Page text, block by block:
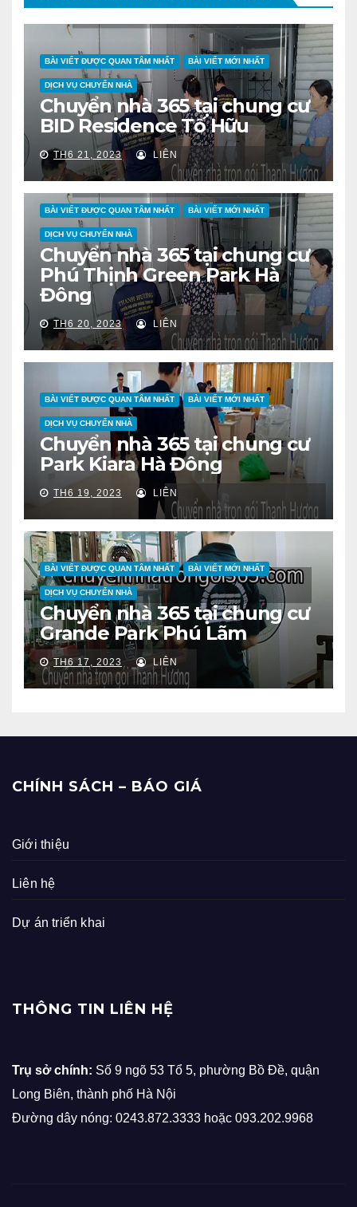
BÀI VIẾT ĐƯỢC QUAN TÂM NHẤT BÀI VIẾT MỚI NHẤT
DỊCH VỤ CHUYỂN NHÀ
Chuyển nhà 365 tại chung cư
BID Residence Tố Hữu
TH6 21, 2023 LIÊN
BÀI VIẾT ĐƯỢC QUAN TÂM NHẤT BÀI VIẾT MỚI NHẤT
DỊCH VỤ CHUYỂN NHÀ
Chuyển nhà 365 tại chung cư
Phú Thịnh Green Park Hà
Đông
TH6 20, 2023 LIÊN
BÀI VIẾT ĐƯỢC QUAN TÂM NHẤT BÀI VIẾT MỚI NHẤT
DỊCH VỤ CHUYỂN NHÀ
Chuyển nhà 365 tại chung cư
Park Kiara Hà Đông
TH6 19, 2023 LIÊN
BÀI VIẾT ĐƯỢC QUAN TÂM NHẤT BÀI VIẾT MỚI NHẤT
DỊCH VỤ CHUYỂN NHÀ
Chuyển nhà 365 tại chung cư
Grande Park Phú Lãm
TH6 17, 2023 LIÊN
CHÍNH SÁCH – BÁO GIÁ
Giới thiệu
Liên hệ
Dự án triển khai
THÔNG TIN LIÊN HỆ
Trụ sở chính: Số 9 ngõ 53 Tổ 5, phường Bồ Đề, quận
Long Biên, thành phố Hà Nội
Đường dây nóng: 0243.872.3333 hoặc 093.202.9968